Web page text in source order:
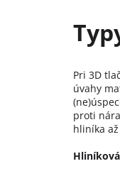
Pri 3D
úvahy
proti
hliníka
Hliníková